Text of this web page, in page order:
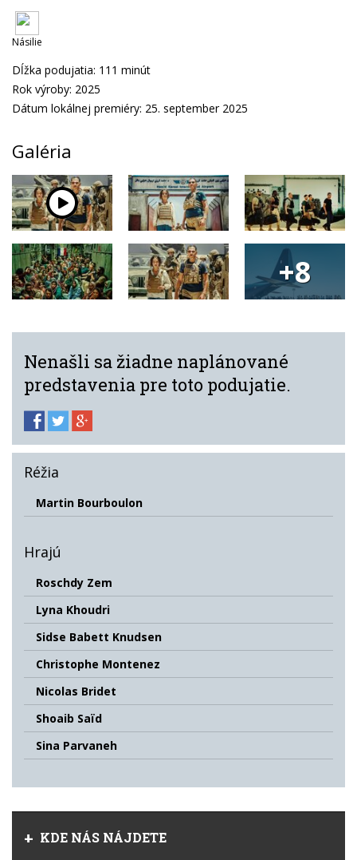
Násilie
Dĺžka podujatia: 111 minút
Rok výroby: 2025
Dátum lokálnej premiéry: 25. september 2025
Galéria
+8
Nenašli sa žiadne naplánované
predstavenia pre toto podujatie.
Réžia
Martin Bourboulon
Hrajú
Roschdy Zem
Lyna Khoudri
Sidse Babett Knudsen
Christophe Montenez
Nicolas Bridet
Shoaib Saïd
Sina Parvaneh
KDE NÁS NÁJDETE